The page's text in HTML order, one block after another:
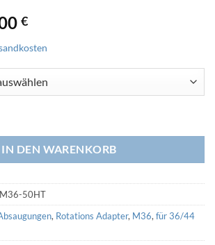
€
€Aktueller
ist:
10,00 €.
IN DEN WARENKORB
50HT
, Rotations Adapter, M36, für 36/44